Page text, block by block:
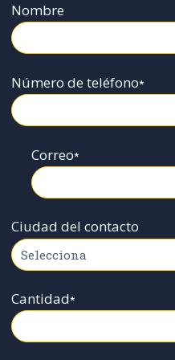
Nombre
Número de teléfono*
Correo*
Ciudad del contacto
Cantidad*